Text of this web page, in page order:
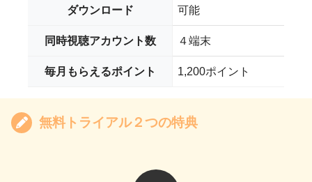
ダウンロード 可能
同時視聴アカウント数 ４端末
毎月もらえるポイント 1,200ポイント
無料トライアル２つの特典